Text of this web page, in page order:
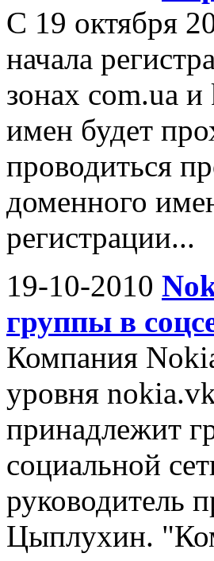
C 19 октября
начала
зонах com.ua
имен будет
проводиться
доменного
регистрации...
19-10-2010
группы в
Компания
уровня
принадлежит
социальной
руководитель
Цыплухин.